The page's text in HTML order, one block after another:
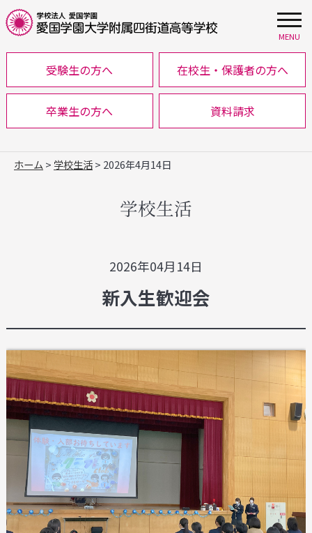
MENU
受験生の方へ 在校生・保護者の方へ
卒業生の方へ 資料請求
ホーム > 学校生活> 2026年4月14日
学校生活
2026年04月14日
新入生歓迎会